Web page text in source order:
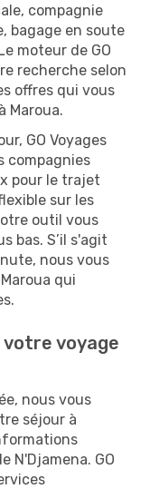
compagnie
bagage en soute
moteur de GO
recherche selon
offres qui vous
Maroua.
GO Voyages
compagnies
pour le trajet
sur les
outil vous
bas. S’il s'agit
nous vous
qui
votre voyage
nous vous
séjour à
N'Djamena. GO